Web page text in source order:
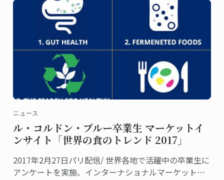
ニュース
ル・コルドン・ブルー卒業生 マーケットイ
ンサイト「世界の食のトレンド 2017」
2017年2月27日パリ配信/ 世界各地で活躍中の卒業生に
アンケートを実施、インターナショナルマーケットに